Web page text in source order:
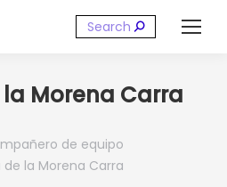
Buscar:
Morena Carra
de equipo
de la Morena Carra